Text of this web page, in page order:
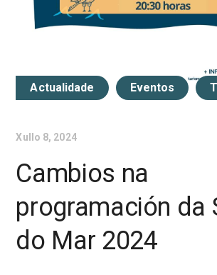
Actualidade Eventos
Xullo 8, 2024
Cambios na
programación da
do Mar 2024